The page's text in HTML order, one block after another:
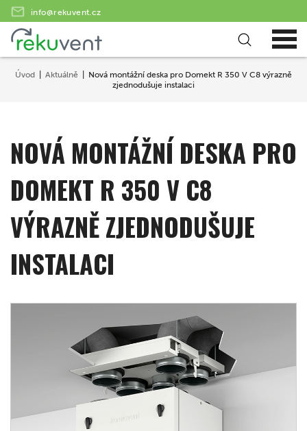
info@rekuvent.cz
Úvod Aktuálně
Nová montážní deska pro Domekt R 350 V C8 výrazně
zjednodušuje instalaci
NOVÁ MONTÁŽNÍ DESKA PRO
DOMEKT R 350 V C8
VÝRAZNĚ ZJEDNODUŠUJE
INSTALACI